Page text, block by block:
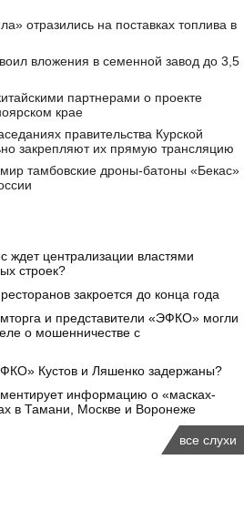
отразились на поставках топлива в
вложения в семенной завод до 3,5
партнерами о проекте
крае
правительства Курской
закрепляют их прямую трансляцию
тамбовские дроны-батоны «Бекас»
ждет централизации властями
строек?
закроется до конца года
и представители «ЭФКО» могли
о мошенничестве с
Кустов и Ляшенко задержаны?
информацию о «масках-
в Тамани, Москве и Воронеже
все слухи